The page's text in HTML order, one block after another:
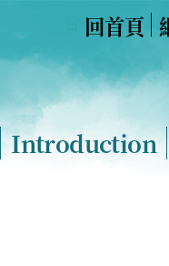
回首頁
Introduction